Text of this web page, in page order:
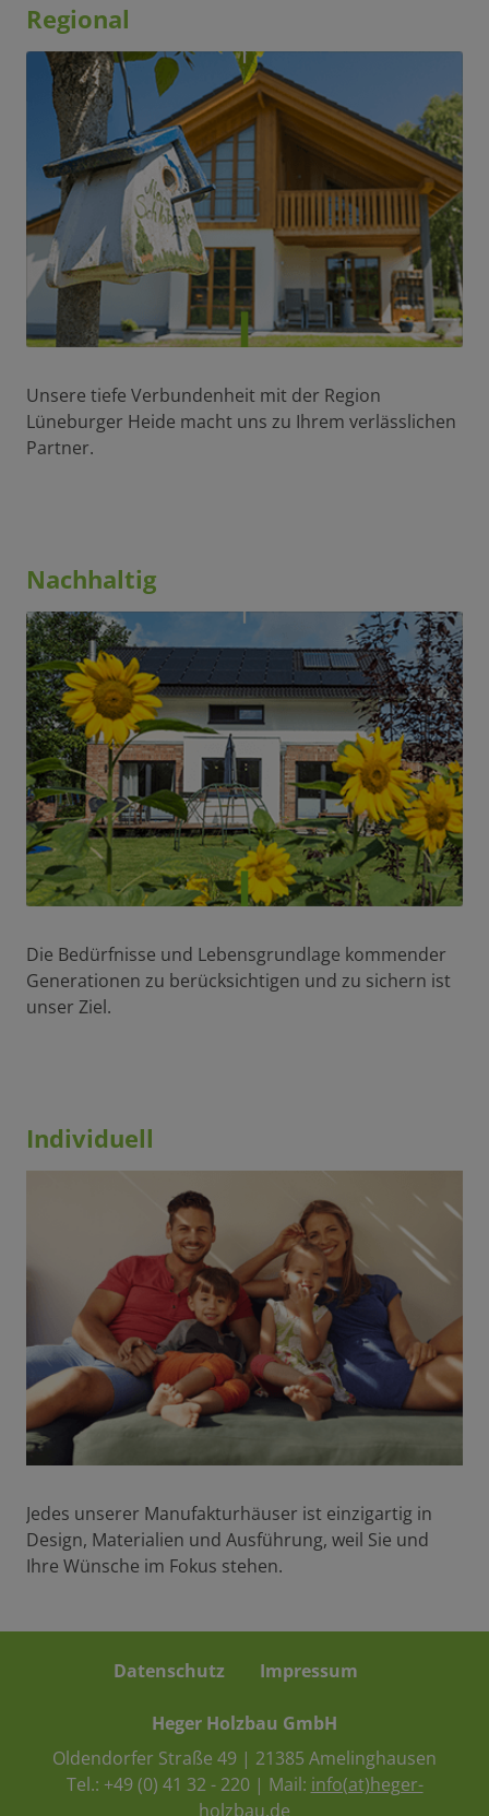
Regional
Unsere tiefe Verbundenheit mit der Region
Lüneburger Heide macht uns zu Ihrem verlässlichen
Partner.
Nachhaltig
Die Bedürfnisse und Lebensgrundlage kommender
Generationen zu berücksichtigen und zu sichern ist
unser Ziel.
Individuell
Jedes unserer Manufakturhäuser ist einzigartig in
Design, Materialien und Ausführung, weil Sie und
Ihre Wünsche im Fokus stehen.
Datenschutz Impressum
Heger Holzbau GmbH
Oldendorfer Straße 49 | 21385 Amelinghausen
Tel.: +49 (0) 41 32 - 220| Mail: info(at)heger-
holzbau.de